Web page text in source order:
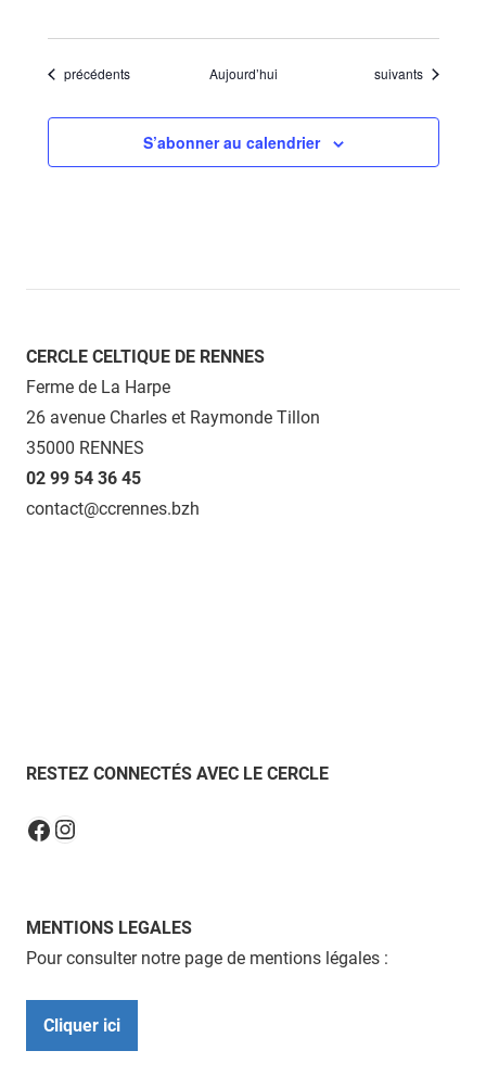
Évènements
précédents Aujourd’hui Évènements
suivants
S’abonner au calendrier
CERCLE CELTIQUE DE RENNES
Ferme de La Harpe
26 avenue Charles et Raymonde Tillon
35000 RENNES
02 99 54 36 45
contact@ccrennes.bzh
RESTEZ CONNECTÉS AVEC LE CERCLE
Facebook
Instagram
MENTIONS LEGALES
Pour consulter notre page de mentions légales :
Cliquer ici